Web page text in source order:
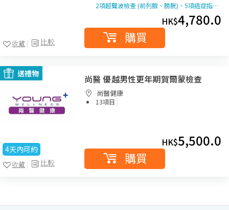
比較
收藏
2項超聲波檢查 (前列腺、膀胱)、5項癌症指…
HK$4,780.0
購買
送禮物
4天內可約
比較
收藏
尚醫 優越男性更年期賀爾蒙檢查
尚醫健康
13項目 |
HK$5,500.0
購買